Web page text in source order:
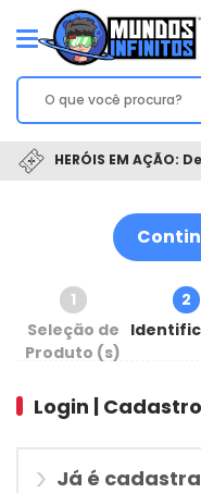
HERÓIS EM AÇÃO:
1
Seleção de
Produto (s)
2
Login | Cadastro
Já é